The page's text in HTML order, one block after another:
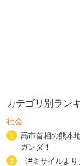
カテゴリ別ラン
社会
1
高市首相の熊本
ガンダ！
2
〈#ミサイルよ